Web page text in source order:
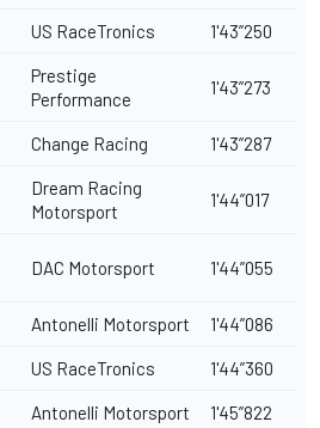
US RaceTronics 1'43”250
Prestige
Performance
1'43”273
Change Racing 1'43”287
Dream Racing
Motorsport
1'44”017
DAC Motorsport 1'44”055
Antonelli Motorsport 1'44”086
US RaceTronics 1'44”360
Antonelli Motorsport 1'45”822